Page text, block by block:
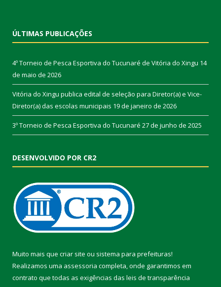
ÚLTIMAS PUBLICAÇÕES
4º Torneio de Pesca Esportiva do Tucunaré de Vitória do Xingu 14
de maio de 2026
Vitória do Xingu publica edital de seleção para Diretor(a) e Vice-
Diretor(a) das escolas municipais 19 de janeiro de 2026
3º Torneio de Pesca Esportiva do Tucunaré 27 de junho de 2025
DESENVOLVIDO POR CR2
Muito mais que criar site ou sistema para prefeituras!
Realizamos uma assessoria completa, onde garantimos em
contrato que todas as exigências das leis de transparência